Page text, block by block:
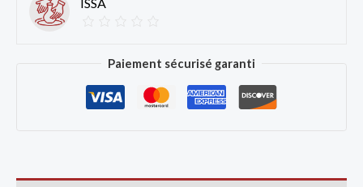
ISSA
Paiement sécurisé garanti